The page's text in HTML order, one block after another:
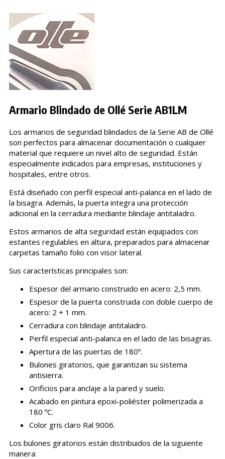
Armario Blindado de Ollé Serie AB1LM
Los armarios de seguridad blindados de la Serie AB de Ollé
son perfectos para almacenar documentación o cualquier
material que requiere un nivel alto de seguridad. Están
especialmente indicados para empresas, instituciones y
hospitales, entre otros.
Está diseñado con perfil especial anti-palanca en el lado de
la bisagra. Además, la puerta integra una protección
adicional en la cerradura mediante blindaje antitaladro.
Estos armarios de alta seguridad están equipados con
estantes regulables en altura, preparados para almacenar
carpetas tamaño folio con visor lateral.
Sus características principales son:
Espesor del armario construido en acero: 2,5 mm.
Espesor de la puerta construida con doble cuerpo de
acero: 2 + 1 mm.
Cerradura con blindaje antitaladro.
Perfil especial anti-palanca en el lado de las bisagras.
Apertura de las puertas de 180º.
Bulones giratorios, que garantizan su sistema
antisierra.
Orificios para anclaje a la pared y suelo.
Acabado en pintura epoxi-poliéster polimerizada a
180 ºC.
Color gris claro Ral 9006.
Los bulones giratorios están distribuidos de la siguiente
manera: